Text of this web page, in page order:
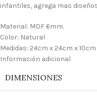
infantiles, agrega mas
Material: MDF 6mm.
Color: Natural
Medidas: 24cm x 24cm x 10cm
Información adicional
DIMENSIONES